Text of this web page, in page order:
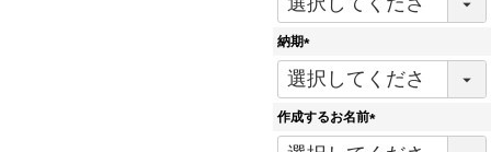
必
納期
(
必
)
作成するお名前
(